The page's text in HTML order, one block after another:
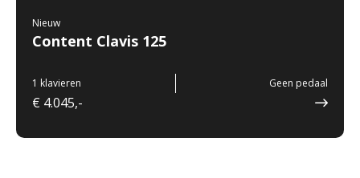
Nieuw
Content Clavis 125
1 klavieren Geen pedaal
€ 4.045,-